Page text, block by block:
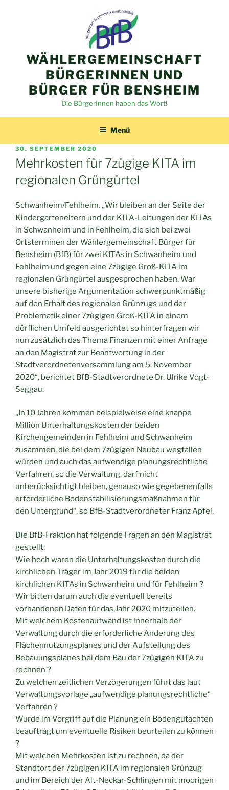
WÄHLERGEMEINSCHAFT
BÜRGERINNEN UND
BÜRGER FÜR BENSHEIM
Die BürgerInnen haben das Wort!
Menü
VERÖFFENTLICHT
AM
30. SEPTEMBER 2020
Mehrkosten für 7zügige KITA im
regionalen Grüngürtel
Schwanheim/Fehlheim. „Wir bleiben an der Seite der
Kindergarteneltern und der KITA-Leitungen der KITAs
in Schwanheim und in Fehlheim, die sich bei zwei
Ortsterminen der Wählergemeinschaft Bürger für
Bensheim (BfB) für zwei KITAs in Schwanheim und
Fehlheim und gegen eine 7zügige Groß-KITA im
regionalen Grüngürtel ausgesprochen haben. War
unsere bisherige Argumentation schwerpunktmäßig
auf den Erhalt des regionalen Grünzugs und der
Problematik einer 7zügigen Groß-KITA in einem
dörflichen Umfeld ausgerichtet so hinterfragen wir
nun zusätzlich das Thema Finanzen mit einer Anfrage
an den Magistrat zur Beantwortung in der
Stadtverordnetenversammlung am 5. November
2020“, berichtet BfB-Stadtverordnete Dr. Ulrike Vogt-
Saggau.
„In 10 Jahren kommen beispielweise eine knappe
Million Unterhaltungskosten der beiden
Kirchengemeinden in Fehlheim und Schwanheim
zusammen, die bei dem 7zügigen Neubau wegfallen
würden und auch das aufwendige planungsrechtliche
Verfahren, so die Verwaltung, darf nicht
unberücksichtigt bleiben, genauso wie gegebenenfalls
erforderliche Bodenstabilisierungsmaßnahmen für
den Untergrund“, so BfB-Stadtverordneter Franz Apfel.
Die BfB-Fraktion hat folgende Fragen an den Magistrat
gestellt:
Wie hoch waren die Unterhaltungskosten durch die
kirchlichen Träger im Jahr 2019 für die beiden
kirchlichen KITAs in Schwanheim und für Fehlheim ?
Wir bitten darum auch die eventuell bereits
vorhandenen Daten für das Jahr 2020 mitzuteilen.
Mit welchem Kostenaufwand ist innerhalb der
Verwaltung durch die erforderliche Änderung des
Flächennutzungsplanes und der Aufstellung des
Bebauungsplanes bei dem Bau der 7zügigen KITA zu
rechnen ?
Zu welchen zeitlichen Verzögerungen führt das laut
Verwaltungsvorlage „aufwendige planungsrechtliche“
Verfahren ?
Wurde im Vorgriff auf die Planung ein Bodengutachten
beauftragt um eventuelle Risiken beurteilen zu können
?
Mit welchen Mehrkosten ist zu rechnen, da der
Standtort der 7zügigen KITA im regionalen Grünzug
und im Bereich der Alt-Neckar-Schlingen mit moorigen